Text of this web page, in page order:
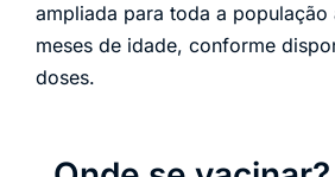
ampliada para toda a população
meses de idade, conforme
doses.